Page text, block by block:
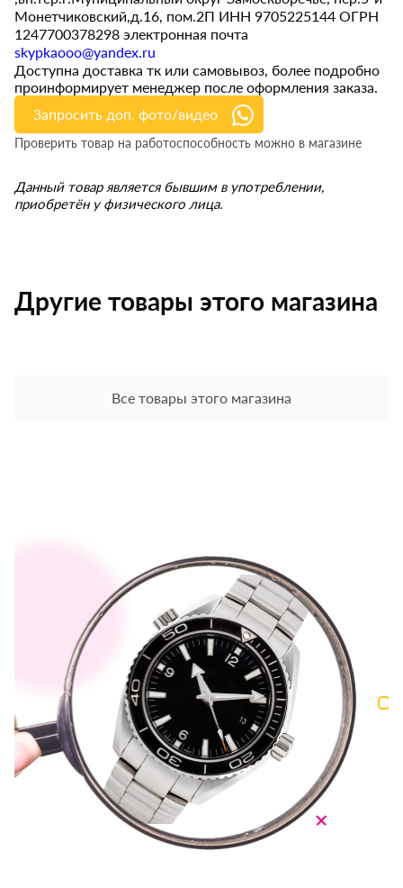
Монетчиковский,д.16, пом.2П ИНН 9705225144 ОГРН
1247700378298 электронная почта
skypkaooo@yandex.ru
Доступна доставка тк или самовывоз, более подробно
проинформирует менеджер после оформления заказа.
Запросить доп. фото/видео
Проверить товар на работоспособность можно в магазине
Данный товар является бывшим в употреблении,
приобретён у физического лица.
Другие товары этого магазина
Все товары этого магазина